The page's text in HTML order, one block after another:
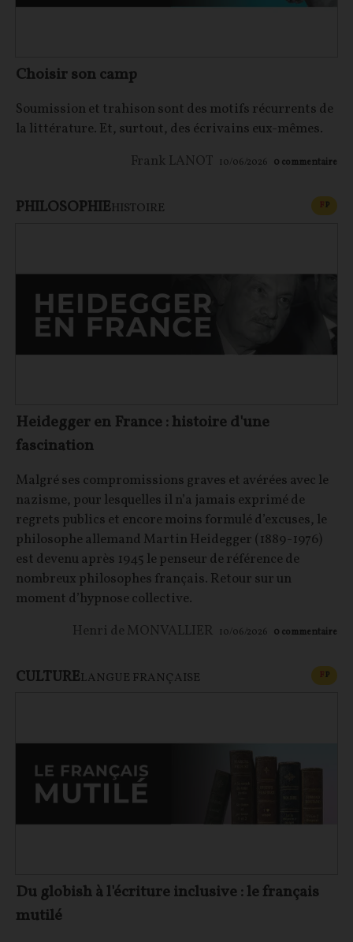
Choisir son camp
Soumission et trahison sont des motifs récurrents de
la littérature. Et, surtout, des écrivains eux-mêmes.
Frank LANOT 10/06/2026 0 commentaire
PHILOSOPHIEHISTOIRE FP
Heidegger en France : histoire d'une
fascination
Malgré ses compromissions graves et avérées avec le
nazisme, pour lesquelles il n’a jamais exprimé de
regrets publics et encore moins formulé d’excuses, le
philosophe allemand Martin Heidegger (1889-1976)
est devenu après 1945 le penseur de référence de
nombreux philosophes français. Retour sur un
moment d’hypnose collective.
Henri de MONVALLIER 10/06/2026 0 commentaire
CULTURELANGUE FRANÇAISE FP
Du globish à l'écriture inclusive : le français
mutilé